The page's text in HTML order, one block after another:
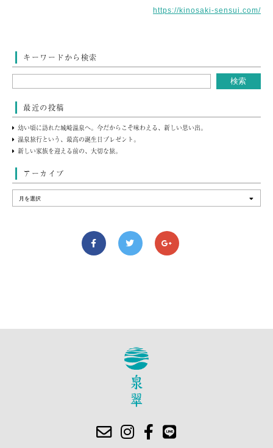
https://kinosaki-sensui.com/
キーワードから検索
最近の投稿
幼い頃に訪れた城崎温泉へ。今だからこそ味わえる、新しい思い出。
温泉旅行という、最高の誕生日プレゼント。
新しい家族を迎える前の、大切な旅。
アーカイブ